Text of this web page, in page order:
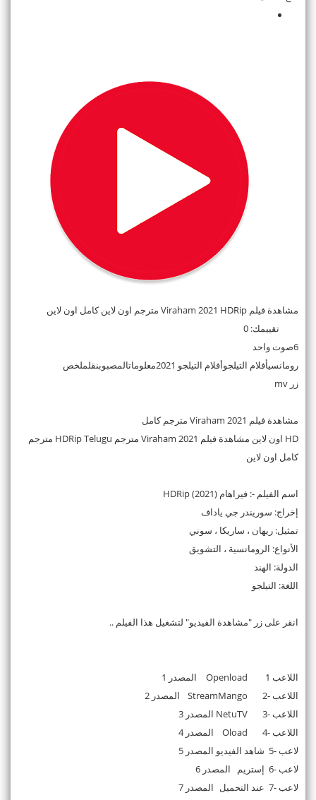
مشاهدة فيلم Viraham 2021 HDRip مترجم اون لاين كامل اون لاين
تقييمك: 0
6صوت واحد
رومانسيأفلام التيلجوأفلام التيلجو 2021معلوماتالمصبوبنقلملخص
زر mv
مشاهدة فيلم Viraham 2021 مترجم كامل
HD اون لاين مشاهدة فيلم Viraham 2021 مترجم HDRip Telugu مترجم
كامل اون لاين
اسم الفيلم -: فيراهام (2021) HDRip
إخراج: سوريندر جي ياداف
تمثيل: ريهان ، ساريكا ، سوني
الأنواع: الرومانسية ، التشويق
الدولة: الهند
اللغة: التيلجو
انقر على زر "مشاهدة الفيديو" لتشغيل هذا الفيلم ..
اللاعب 1 Openload
المصدر 1
اللاعب -2
StreamMango
المصدر 2
اللاعب -3
NetuTV المصدر 3
اللاعب -4
Oload
المصدر 4
لاعب -5
شاهد الفيديو المصدر 5
لاعب -6
إستريم
المصدر 6
لاعب -7
عند التحميل المصدر 7